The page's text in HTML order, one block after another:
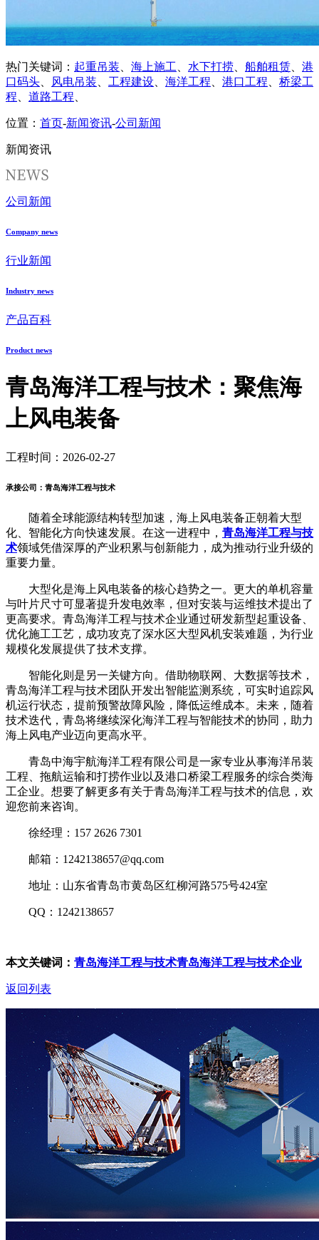
热门关键词： 起重吊装、 海上施工、 水下打捞、 船舶租赁、 港
口码头、 风电吊装、 工程建设、 海洋工程、 港口工程、 桥梁工
程、 道路工程、
位置： 首页-新闻资讯-公司新闻
新闻资讯
公司新闻
Company news
行业新闻
Industry news
产品百科
Product news
青岛海洋工程与技术：聚焦海
上风电装备
工程时间：2026-02-27
承接公司：青岛海洋工程与技术
随着全球能源结构转型加速，海上风电装备正朝着大型
化、智能化方向快速发展。在这一进程中， 青岛海洋工程与技
术领域凭借深厚的产业积累与创新能力，成为推动行业升级的
重要力量。
大型化是海上风电装备的核心趋势之一。更大的单机容量
与叶片尺寸可显著提升发电效率，但对安装与运维技术提出了
更高要求。青岛海洋工程与技术企业通过研发新型起重设备、
优化施工工艺，成功攻克了深水区大型风机安装难题，为行业
规模化发展提供了技术支撑。
智能化则是另一关键方向。借助物联网、大数据等技术，
青岛海洋工程与技术团队开发出智能监测系统，可实时追踪风
机运行状态，提前预警故障风险，降低运维成本。未来，随着
技术迭代，青岛将继续深化海洋工程与智能技术的协同，助力
海上风电产业迈向更高水平。
青岛中海宇航海洋工程有限公司是一家专业从事海洋吊装
工程、拖航运输和打捞作业以及港口桥梁工程服务的综合类海
工企业。想要了解更多有关于青岛海洋工程与技术的信息，欢
迎您前来咨询。
徐经理：157 2626 7301
邮箱：1242138657@qq.com
地址：山东省青岛市黄岛区红柳河路575号424室
QQ：1242138657
本文关键词： 青岛海洋工程与技术青岛海洋工程与技术企业
返回列表